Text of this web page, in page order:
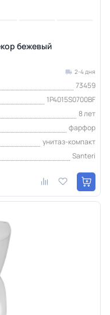
бежевый
2-4 дня
73459
1P4015S0700BF
8 лет
фарфор
унитаз-компакт
Santeri